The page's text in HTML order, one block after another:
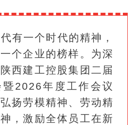
有一个时代的精神，
个企业的榜样。为深
西建工控股集团二届
2026年度工作会议
扬劳模精神、劳动精
，激励全体员工在新